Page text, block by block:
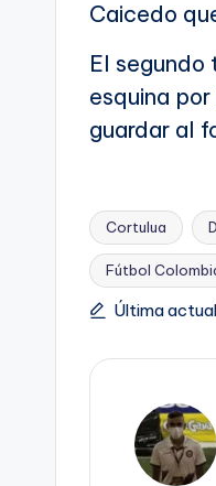
Caicedo
El segundo
esquina
guardar al
Etiquetas:
Cortulua
Fútbol
Última